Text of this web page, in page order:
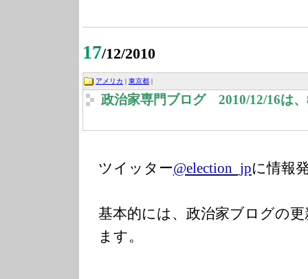
17/12/2010
アメリカ | 東京都 |
政治家専門ブログ 2010/12/16は
ツイッター@election_jpに情報
基本的には、政治家ブログの
ます。